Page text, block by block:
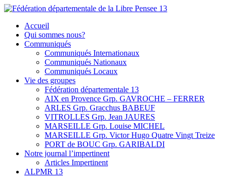
Skip
content
Fédération départementale de la Libre Pensee 13
Membre de la fédération Nationale de la Libre Pensée ni dieu ni
maitre
Accueil
Qui sommes nous?
Communiqués
Communiqués Internationaux
Communiqués Nationaux
Communiqués Locaux
Vie des groupes
Fédération départementale 13
AIX en Provence Grp. GAVROCHE – FERRER
ARLES Grp. Gracchus BABEUF
VITROLLES Grp. Jean JAURES
MARSEILLE Grp. Louise MICHEL
MARSEILLE Grp. Victor Hugo Quatre Vingt Treize
PORT de BOUC Grp. GARIBALDI
Notre journal l’impertinent
Articles Impertinent
ALPMR 13